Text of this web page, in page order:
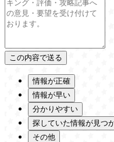
情報が正確
情報が早い
分かりやすい
探していた情報が見つ
その他